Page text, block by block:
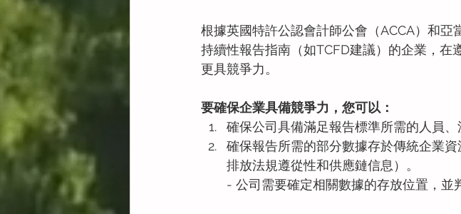
根據英國特許公認會計師公會（ACCA）和
持續性報告指南（如TCFD建議）的企業，在
更具競爭力。
要確保企業具備競爭力，您可以：
確保公司具備滿足報告標準所需的人員、
確保報告所需的部分數據存於傳統企業
排放法規遵從性和供應鏈信息）。
- 公司需要確定相關數據的存放位置，並